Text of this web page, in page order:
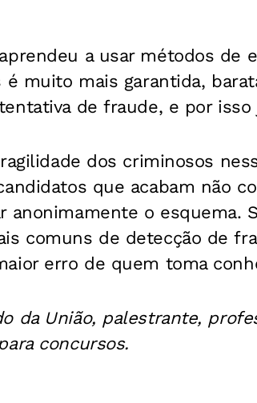
a usar métodos de
é muito mais garantida,
de fraude, e por isso
dos criminosos
que acabam não
anonimamente o esquema.
comuns de detecção de
erro de quem toma
da União, palestrante,
concursos.